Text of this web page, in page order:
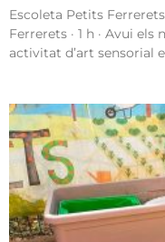
Escoleta Petits
Ferrerets · 1 h · Avui
activitat d’art sensorial